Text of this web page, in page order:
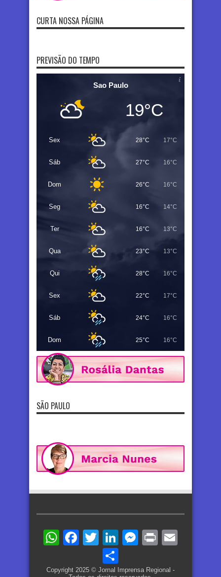
CURTA NOSSA PÁGINA
PREVISÃO DO TEMPO
Sao Paulo
19°C
Sex 28°C 17°C
Sáb 27°C 16°C
Dom 26°C 16°C
Seg 16°C 14°C
Ter 16°C 13°C
Qua 23°C 13°C
Qui 28°C 16°C
Sex 22°C 17°C
Sáb 24°C 16°C
Dom 25°C 16°C
SÃO PAULO
WhatsApp
Facebook
TwitterLinkedIn
Messenger
Print
Copyright 2025 © Jornal Imprensa Regional -